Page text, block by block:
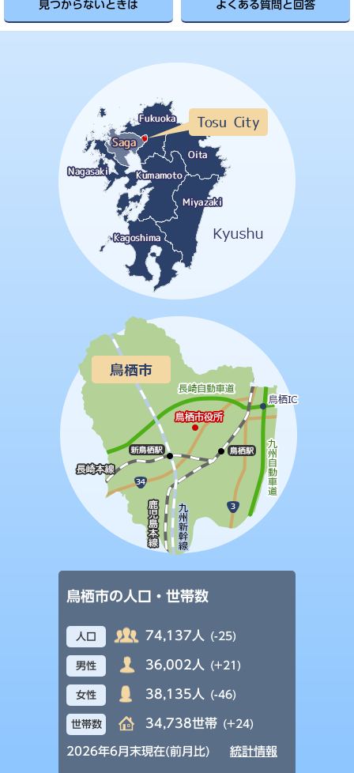
見つからないときは よくある質問と回答
鳥栖市の人口・世帯数
人口 74,137人 (-25)
男性 36,002人 (+21)
女性 38,135人 (-46)
世帯数 34,738世帯 (+24)
2026年6月末現在(前月比) 統計情報